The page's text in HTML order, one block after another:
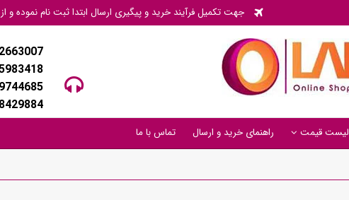
جهت تکمیل فرآیند خرید و پیگیری ارسال ابتدا ثبت نام نموده و
لیست قیمت راهنمای خرید و ارسال تماس با ما